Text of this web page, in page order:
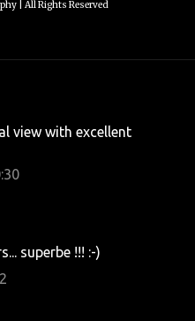
| All Rights Reserved
view with excellent
superbe !!! :-)